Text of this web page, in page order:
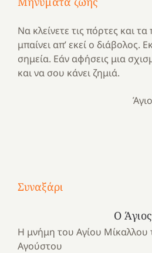
Να κλείνετε τις πόρτες και
μπαίνει απ’ εκεί ο διάβολος.
σημεία. Εάν αφήσεις μια
και να σου κάνει ζημιά.
Συναξάρι
Ο
Η μνήμη του Αγίου Μίκαλλου
Αγούστου
Μια
ένα
καλοκαίρι
και
Νοσοκομείο
“Ερυθρός
Κατασκηνωτικές
το
Ελληνικό